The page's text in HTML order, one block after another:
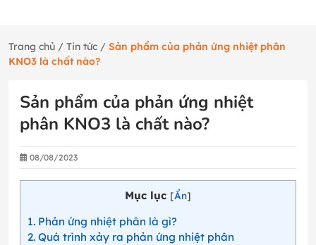
Trang chủ / Tin tức / Sản phẩm của phản ứng nhiệt phân
KNO3 là chất nào?
Sản phẩm của phản ứng nhiệt
phân KNO3 là chất nào?
08/08/2023
Mục lục [Ẩn]
1 Phản ứng nhiệt phân là gì?
2 Quá trình xảy ra phản ứng nhiệt phân